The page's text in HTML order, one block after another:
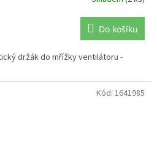
Do košíku
držák do mřížky ventilátoru -
Kód: 1641985